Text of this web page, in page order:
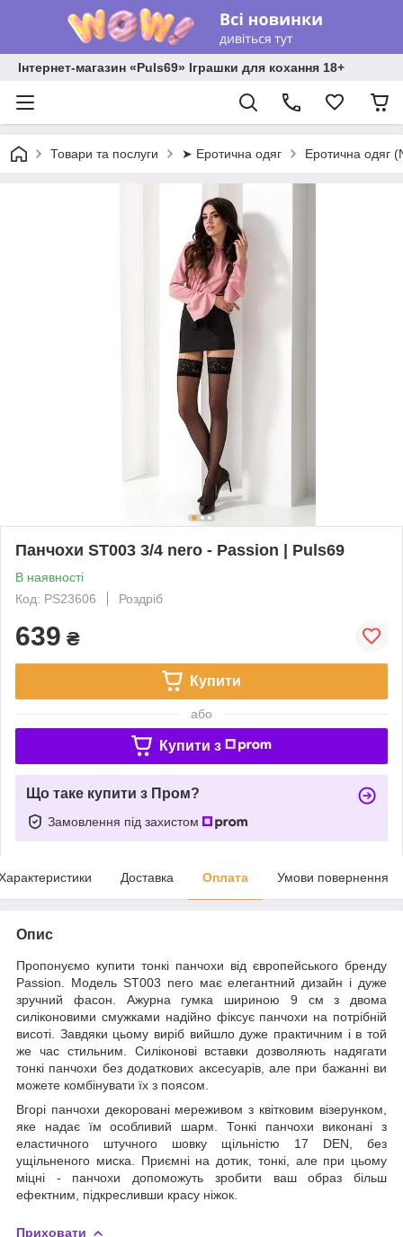
Інтернет-магазин «Puls69» Іграшки для кохання 18+
Товари та послуги ➤ Еротична одяг Еротична одяг
Панчохи ST003 3/4 nero - Passion | Puls69
В наявності
Код: PS23606
Роздріб
639 ₴
Купити
або
Купити з
Що таке купити з Пром?
Замовлення під захистом
Доставка Оплата Умови повернення
Опис
Пропонуємо купити тонкі панчохи від європейського бренду
Passion. Модель ST003 nero має елегантний дизайн і дуже
зручний фасон. Ажурна гумка шириною 9 см з двома
силіконовими смужками надійно фіксує панчохи на потрібній
висоті. Завдяки цьому виріб вийшло дуже практичним і в той
же час стильним. Силіконові вставки дозволяють надягати
тонкі панчохи без додаткових аксесуарів, але при бажанні ви
можете комбінувати їх з поясом.
Вгорі панчохи декоровані мереживом з квітковим візерунком,
яке надає їм особливий шарм. Тонкі панчохи виконані з
еластичного штучного шовку щільністю 17 DEN, без
ущільненого миска. Приємні на дотик, тонкі, але при цьому
міцні - панчохи допоможуть зробити ваш образ більш
ефектним, підкресливши красу ніжок.
Приховати